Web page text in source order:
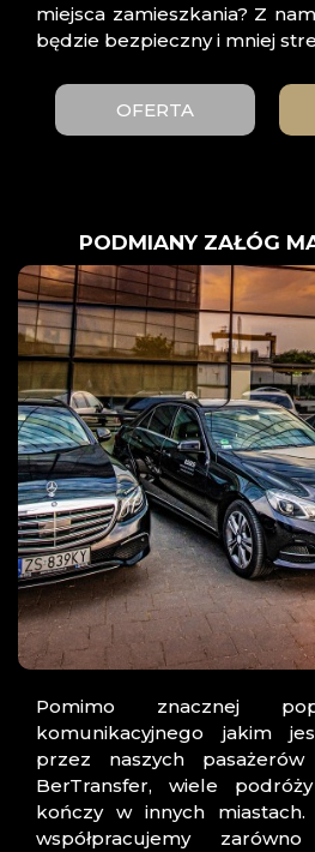
miejsca zamieszkania? Z
będzie bezpieczny i mniej
OFERTA
PODMIANY ZAŁÓG
Pomimo znacznej
komunikacyjnego jakim
przez naszych
BerTransfer, wiele
kończy w innych
współpracujemy